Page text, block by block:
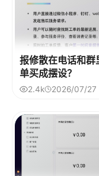
报修散在电话和
单买成摆设？
2.4k 2026/07/27